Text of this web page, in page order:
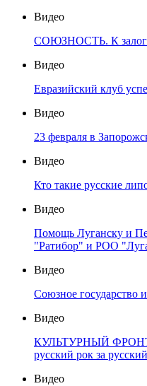
Видео
СОЮЗНОСТЬ. К
Видео
Евразийский клуб
Видео
23 февраля в
Видео
Кто такие русские
Видео
Помощь Луганску и
"Ратибор" и РОО
Видео
Союзное государство
Видео
КУЛЬТУРНЫЙ ФРОНТ.
русский рок за
Видео